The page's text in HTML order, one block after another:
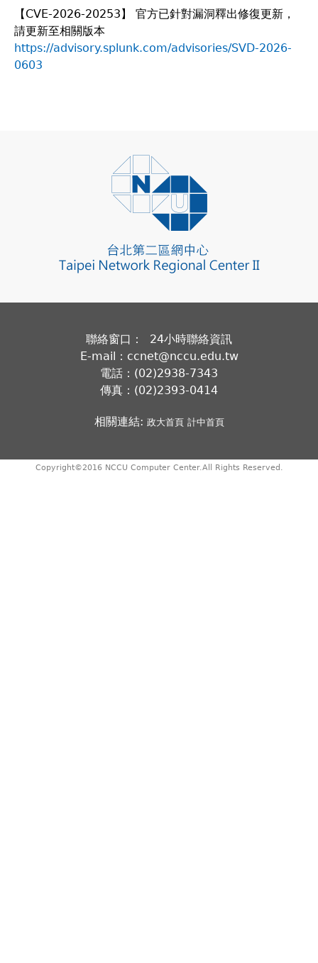
【CVE-2026-20253】 官方已針對漏洞釋出修復更新，
請更新至相關版本
https://advisory.splunk.com/advisories/SVD-2026-
0603
聯絡窗口： 24小時聯絡資訊
E-mail：ccnet@nccu.edu.tw
電話：(02)2938-7343
傳真：(02)2393-0414
相關連結: 政大首頁 計中首頁
Copyright©2016 NCCU Computer Center.All Rights Reserved.